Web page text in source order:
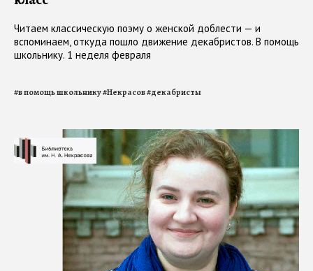
Читаем классическую поэму о женской доблести — и
вспоминаем, откуда пошло движение декабристов. В помощь
школьнику. 1 неделя февраля
#в помощь школьнику#Некрасов#декабристы